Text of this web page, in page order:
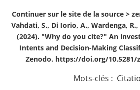
Continuer sur le site de la source >
Vahdati, S., Di Iorio, A., Wardenga,
(2024). "Why do you cite?" An
Intents and Decision-Making
Zenodo. https://doi.org/10.5281/
Mots-clés :